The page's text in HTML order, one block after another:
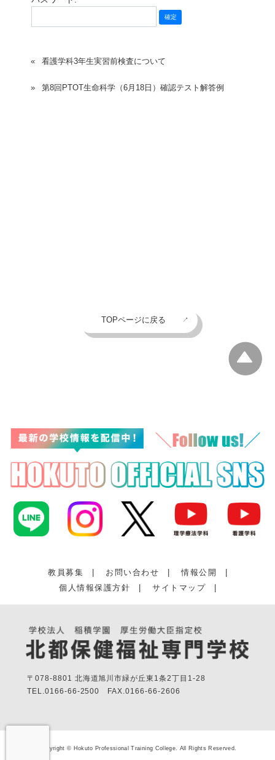
看護学科3年生実習前検査について
第8回PTOT生命科学（6月18日）確認テスト解答例
TOPページに戻る
教員募集 お問い合わせ 情報公開
個人情報保護方針
サイトマップ
〒078-8801 北海道旭川市緑が丘東1条2丁目1-28
TEL. 0166-66-2500 FAX.0166-66-2606
Copyright © Hokuto Professional Training College. All Rights Reserved.